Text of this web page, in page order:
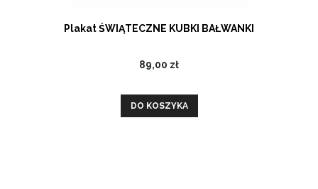
Plakat ŚWIĄTECZNE KUBKI BAŁWANKI
89,00 zł
DO KOSZYKA